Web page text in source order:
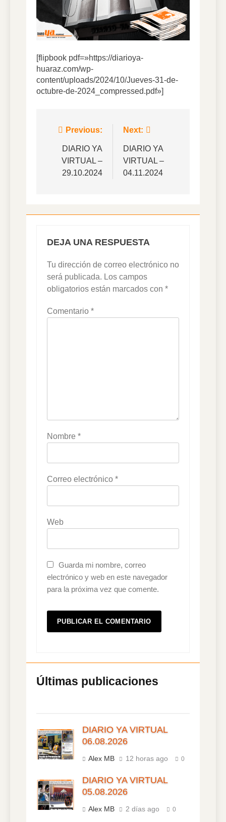
2 Semanas Ago
[flipbook pdf=»https://diarioya-
huaraz.com/wp-
content/uploads/2024/10/Jueves-31-de-
octubre-de-2024_compressed.pdf»]
Navegación
entradas
Previous:
DIARIO YA
VIRTUAL –
29.10.2024
Next:
DIARIO YA
VIRTUAL –
04.11.2024
DEJA UNA RESPUESTA
Tu dirección de correo electrónico no
será publicada. Los campos
obligatorios están marcados con *
Comentario *
Nombre *
Correo electrónico *
Web
Guarda mi nombre, correo
electrónico y web en este navegador
para la próxima vez que comente.
DIARIO YA VIRTUAL
06.08.2026
Alex MB 12 horas ago 0
DIARIO YA VIRTUAL
05.08.2026
Alex MB 2 días ago 0